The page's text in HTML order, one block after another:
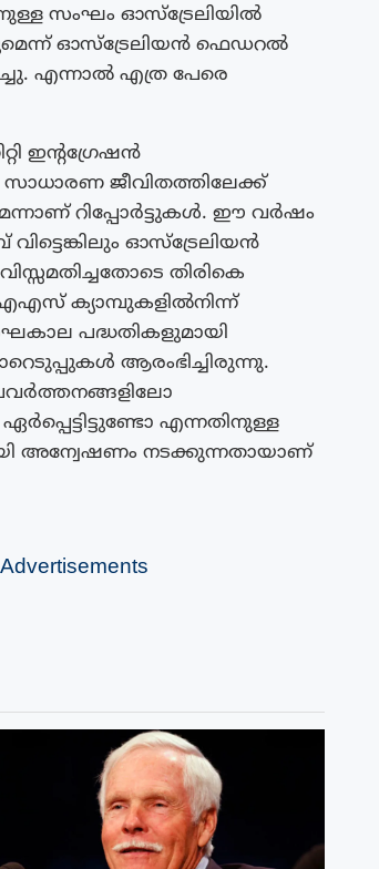
സംഘം ഓസ്ട്രേലിയിൽ
ഓസ്ട്രേലിയൻ ഫെഡറൽ
എന്നാൽ എത്ര പേരെ
ഇന്റഗ്രേഷൻ
സാധാരണ ജീവിതത്തിലേക്ക്
റിപ്പോർട്ടുകൾ. ഈ വർഷം
ഓസ്ട്രേലിയൻ
തിരികെ
ക്യാമ്പുകളിൽനിന്ന്
പദ്ധതികളുമായി
ആരംഭിച്ചിരുന്നു.
എന്നതിനുള്ള
അന്വേഷണം നടക്കുന്നതായാണ്